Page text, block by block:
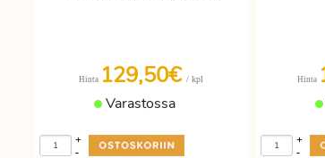
Hinta 129,50€ / kpl
Varastossa
-
+
Hinta
-
+